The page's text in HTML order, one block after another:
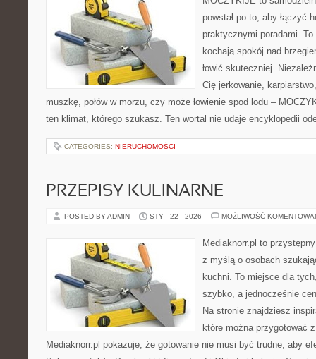
powstał po to, aby łączyć
praktycznymi poradami.
kochają spokój nad
łowić skuteczniej.
Cię jerkowanie,
muszkę, połów w morzu, czy może łowienie spod lodu –
ten klimat, którego szukasz. Ten wortal nie udaje encyklopedii
CATEGORIES: NIERUCHOMOŚCI
PRZEPISY KULINARNE
POSTED BY ADMIN STY - 22 - 2026 MOŻLIWOŚĆ
Mediaknorr.pl to
z myślą o osobach
kuchni. To miejsce dla
szybko, a jednocześnie
Na stronie znajdziesz
które można przygotować
Mediaknorr.pl pokazuje, że gotowanie nie musi być trudne, aby